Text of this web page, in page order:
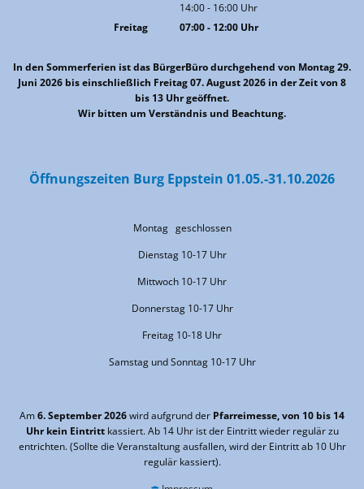
Von 08:00 bis 12:00 Uhr
14:00- 16:00 Uhr
Von 14:00 bis 16:00 Uhr
Freitag 07:00- 12:00Uhr
In den Sommerferien ist das BürgerBüro durchgehend von Montag 29.
Juni 2026 bis einschließlich Freitag 07. August 2026 in der Zeit von 8
bis 13 Uhr geöffnet.
Wir bitten um Verständnis und Beachtung.
Öffnungszeiten Burg Eppstein 01.05.-31.10.2026
Montag geschlossen
Dienstag 10-17 Uhr
Mittwoch 10-17 Uhr
Donnerstag 10-17 Uhr
Freitag 10-18 Uhr
Samstag und Sonntag 10-17 Uhr
Am6. September 2026wird aufgrund der Pfarreimesse, von 10 bis 14
Uhr kein Eintrittkassiert. Ab 14 Uhr ist der Eintritt wieder regulär zu
entrichten. (Sollte die Veranstaltung ausfallen, wird der Eintritt ab 10 Uhr
regulär kassiert).